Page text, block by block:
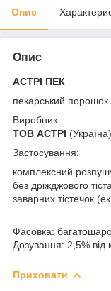
Опис
Опис
АСТРІ ПЕК
пекарський
Виробник:
ТОВ АСТРІ (Україна)
Застосування:
комплексний
без дріжджового
заварних тістечок
Фасовка:
Дозування: 2,5%
Приховати